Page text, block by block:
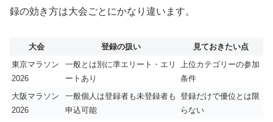
録の効き方は大会ごとにかなり違います。
大会 登録の扱い
見ておきたい点
東京マラソン
2026
一般とは別に準エリート・エリ
ートあり
上位カテゴリーの参加
条件
大阪マラソン
2026
一般個人は登録者も未登録者も
申込可能
登録だけで優位とは限
らない